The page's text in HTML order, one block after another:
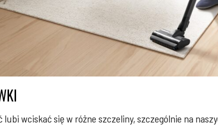
wciskać się w różne szczeliny, szczególnie na